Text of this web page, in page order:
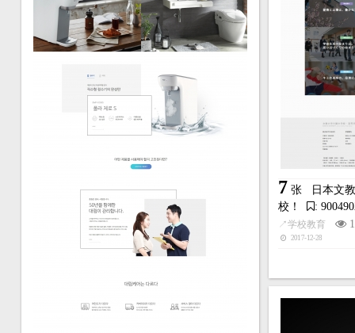
7 张
日本文
校！
:
↗学校教育
2017-12-28